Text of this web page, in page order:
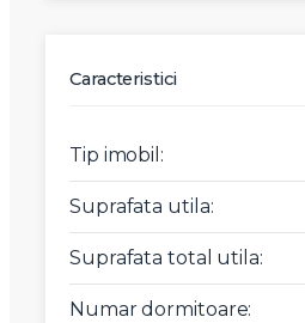
Caracteristici
Tip imobil:
Suprafata utila:
Suprafata total utila:
Numar dormitoare: